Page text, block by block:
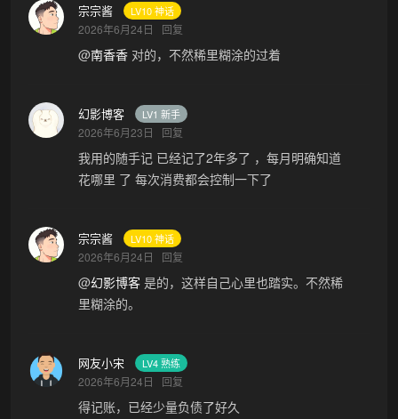
宗宗酱 LV10 神话
2026年6月24日 回复
@南香香 对的，不然稀里糊涂的过着
幻影博客 LV1 新手
2026年6月23日 回复
我用的随手记 已经记了2年多了 ，每月明确知道
花哪里 了 每次消费都会控制一下了
宗宗酱 LV10 神话
2026年6月24日 回复
@幻影博客 是的，这样自己心里也踏实。不然稀
里糊涂的。
网友小宋 LV4 熟练
2026年6月24日 回复
得记账，已经少量负债了好久